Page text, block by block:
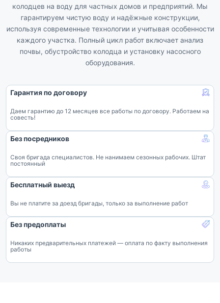
колодцев на воду для частных домов и предприятий. Мы
гарантируем чистую воду и надёжные конструкции,
используя современные технологии и учитывая особенности
каждого участка. Полный цикл работ включает анализ
почвы, обустройство колодца и установку насосного
оборудования.
Гарантия по договору
Даем гарантию до 12 месяцев все работы по договору. Работаем на
совесть!
Без посредников
Своя бригада специалистов. Не нанимаем сезонных рабочих. Штат
постоянный
Бесплатный выезд
Вы не платите за доезд бригады, только за выполнение работ
Без предоплаты
Никаких предварительных платежей — оплата по факту выполнения
работы